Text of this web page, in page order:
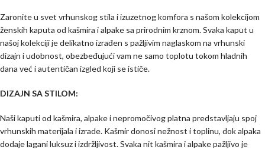
Zaronite u svet vrhunskog stila i izuzetnog komfora s našom kolekcijom
ženskih kaputa od kašmira i alpake sa prirodnim krznom. Svaka kaput u
našoj kolekciji je delikatno izrađen s pažljivim naglaskom na vrhunski
dizajn i udobnost, obezbeđujući vam ne samo toplotu tokom hladnih
dana već i autentičan izgled koji se ističe.
DIZAJN SA STILOM:
Naši kaputi od kašmira, alpake i nepromočivog platna predstavljaju spoj
vrhunskih materijala i izrade. Kašmir donosi nežnost i toplinu, dok alpaka
dodaje lagani luksuz i izdržljivost. Svaka nit kašmira i alpake pažljivo je